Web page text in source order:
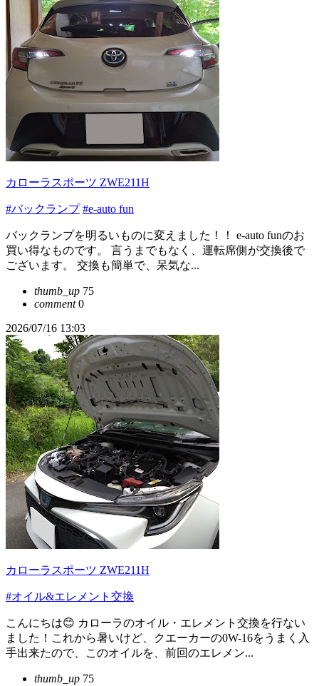
カローラスポーツ ZWE211H
#バックランプ #e-auto fun
バックランプを明るいものに変えました！！ e-auto funのお
買い得なものです。 言うまでもなく、運転席側が交換後で
ございます。 交換も簡単で、呆気な...
thumb_up 75
comment0
2026/07/16 13:03
カローラスポーツ ZWE211H
#オイル&エレメント交換
こんにちは😊 カローラのオイル・エレメント交換を行ない
ました！これから暑いけど、クエーカーの0W-16をうまく入
手出来たので、このオイルを、前回のエレメン...
thumb_up 75